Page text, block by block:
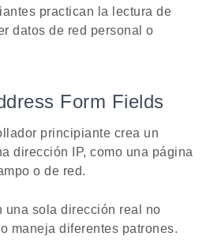
practican la lectura de
datos de red personal o
Form Fields
principiante crea un
dirección IP, como una página
o de red.
una sola dirección real no
maneja diferentes patrones.